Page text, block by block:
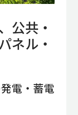
公共・
ネル・
電・蓄電